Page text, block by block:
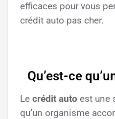
efficaces pour vous
crédit auto pas cher.
Qu’est-ce
Le crédit auto est une
qu’un organisme